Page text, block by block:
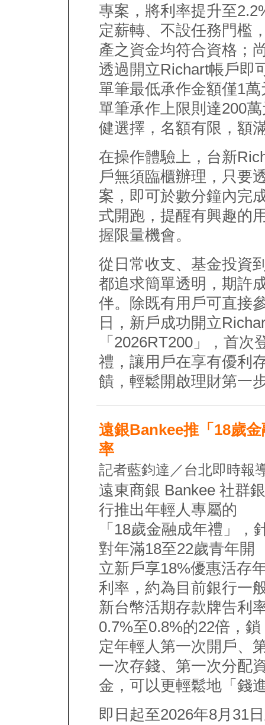
專案，將利率提升至
定薪轉、不設任務門檻
產之資金均符合資格；
透過開立Richart帳戶即
單筆最低承作金額僅1
單筆承作上限則達200
健選擇，名額有限，額
在操作體驗上，台新
戶無須臨櫃辦理，只要
案，即可於數分鐘內完
式開跑，提醒有興趣的
握限量機會。
從日常收支、基金投資
都追求簡單透明，期許
伴。除既有用戶可直接
日，新戶成功開立
「2026RT200」，首
禮，讓用戶在享有優利
饋，輕鬆開啟理財第一
遠銀Bankee推「18歲
率
記者藍鈞達／台北即時報
遠東商銀 Bankee 社群銀
行推出年輕人專屬的
「18歲金融成年禮」，
對年滿18至22歲青年開
立新戶享18%優惠活存
利率，約為目前銀行一
新台幣活期存款牌告利
0.7%至0.8%的22倍，鎖
定年輕人第一次開戶、
一次存錢、第一次分配
金，可以更輕鬆地「錢
即日起至2026年8月31